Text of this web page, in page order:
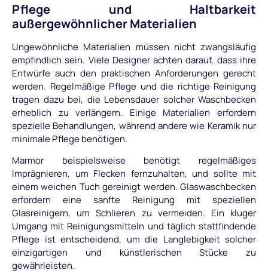
Pflege und Haltbarkeit
außergewöhnlicher Materialien
Ungewöhnliche Materialien müssen nicht zwangsläufig
empfindlich sein. Viele Designer achten darauf, dass ihre
Entwürfe auch den praktischen Anforderungen gerecht
werden. Regelmäßige Pflege und die richtige Reinigung
tragen dazu bei, die Lebensdauer solcher Waschbecken
erheblich zu verlängern. Einige Materialien erfordern
spezielle Behandlungen, während andere wie Keramik nur
minimale Pflege benötigen.
Marmor beispielsweise benötigt regelmäßiges
Imprägnieren, um Flecken fernzuhalten, und sollte mit
einem weichen Tuch gereinigt werden. Glaswaschbecken
erfordern eine sanfte Reinigung mit speziellen
Glasreinigern, um Schlieren zu vermeiden. Ein kluger
Umgang mit Reinigungsmitteln und täglich stattfindende
Pflege ist entscheidend, um die Langlebigkeit solcher
einzigartigen und künstlerischen Stücke zu
gewährleisten.